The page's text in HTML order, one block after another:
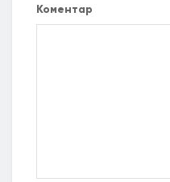
Коментар